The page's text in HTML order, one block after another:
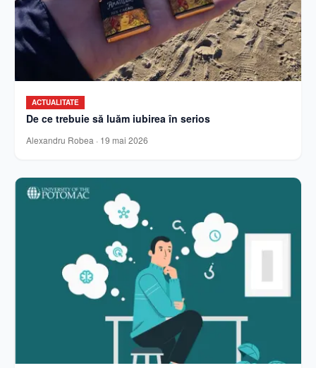
ACTUALITATE
De ce trebuie să luăm iubirea în serios
Alexandru Robea · 19 mai 2026